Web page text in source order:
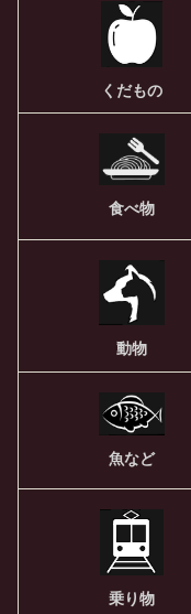
くだもの
食べ物
動物
魚など
乗り物